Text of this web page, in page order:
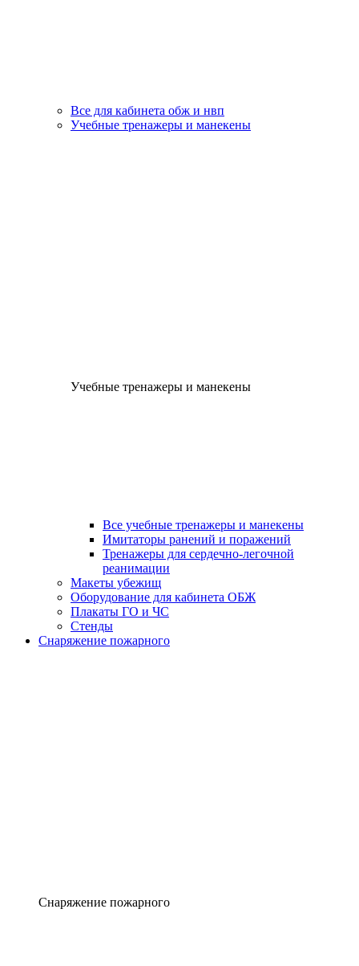
Все для кабинета обж и нвп
Учебные тренажеры и манекены
Учебные тренажеры и манекены
Все учебные тренажеры и манекены
Имитаторы ранений и поражений
Тренажеры для сердечно-легочной
реанимации
Макеты убежищ
Оборудование для кабинета ОБЖ
Плакаты ГО и ЧС
Стенды
Снаряжение пожарного
Снаряжение пожарного